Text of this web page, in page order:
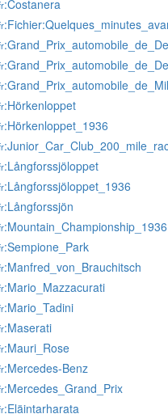
:Costanera
:Hörkenloppet
:Hörkenloppet_1936
:Långforssjöloppet
:Långforssjöloppet_1936
:Långforssjön
:Mountain_Championship_1936
:Sempione_Park
:Manfred_von_Brauchitsch
:Mario_Mazzacurati
:Mario_Tadini
:Maserati
:Mauri_Rose
:Mercedes-Benz
:Mercedes_Grand_Prix
:Eläintarharata